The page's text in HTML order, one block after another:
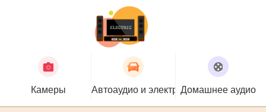
Камеры Автоаудио и электроникаДомашнее аудио